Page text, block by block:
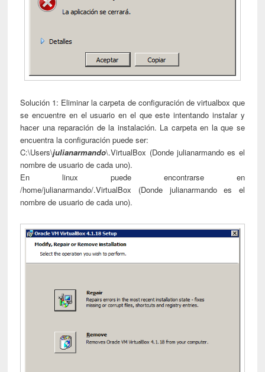
Solución 1: Eliminar la carpeta de configuración de virtualbox que
se encuentre en el usuario en el que este intentando instalar y
hacer una reparación de la instalación. La carpeta en la que se
encuentra la configuración puede ser:
C:\Users\julianarmando\.VirtualBox (Donde julianarmando es el
nombre de usuario de cada uno).
En linux puede encontrarse en
/home/julianarmando/.VirtualBox (Donde julianarmando es el
nombre de usuario de cada uno).